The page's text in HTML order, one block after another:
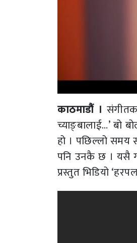
काठमाडौं ।
च्याङ्बालाई…’ बो
हो । पछिल्लो
पनि उनकै छ । यसै
प्रस्तुत भिडियो